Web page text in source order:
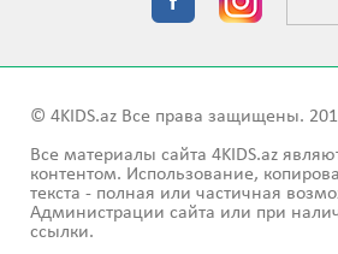
© 4KIDS.az Все права защищены.
Все материалы сайта 4KIDS.az
контентом. Использование,
текста - полная или частичная
Администрации сайта или при
ссылки.